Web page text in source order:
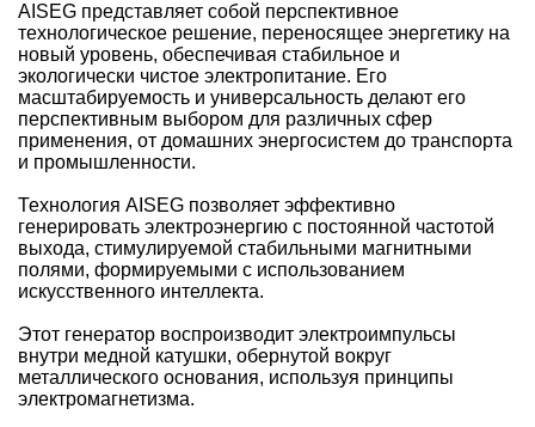
AISEG представляет собой перспективное
технологическое решение, переносящее энергетику на
новый уровень, обеспечивая стабильное и
экологически чистое электропитание. Его
масштабируемость и универсальность делают его
перспективным выбором для различных сфер
применения, от домашних энергосистем до транспорта
и промышленности.
Технология AISEG позволяет эффективно
генерировать электроэнергию с постоянной частотой
выхода, стимулируемой стабильными магнитными
полями, формируемыми с использованием
искусственного интеллекта.
Этот генератор воспроизводит электроимпульсы
внутри медной катушки, обернутой вокруг
металлического основания, используя принципы
электромагнетизма.